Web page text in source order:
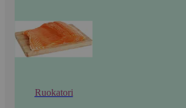
Ruokatori